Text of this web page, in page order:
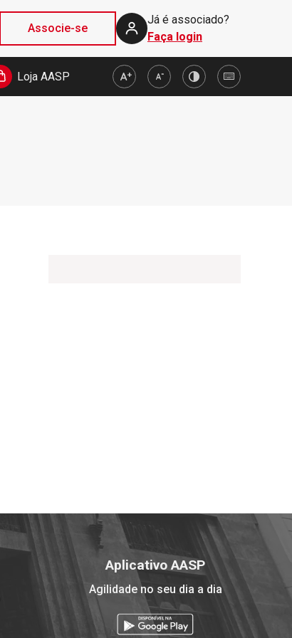
Associe-se
Já é associado?
Faça login
Loja AASP
Aplicativo AASP
Agilidade no seu dia a dia